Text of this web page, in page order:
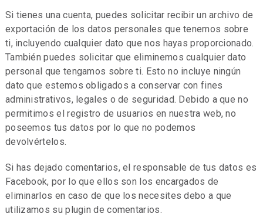
Si tienes una cuenta, puedes solicitar recibir un archivo de
exportación de los datos personales que tenemos sobre
ti, incluyendo cualquier dato que nos hayas proporcionado.
También puedes solicitar que eliminemos cualquier dato
personal que tengamos sobre ti. Esto no incluye ningún
dato que estemos obligados a conservar con fines
administrativos, legales o de seguridad. Debido a que no
permitimos el registro de usuarios en nuestra web, no
poseemos tus datos por lo que no podemos
devolvértelos.
Si has dejado comentarios, el responsable de tus datos es
Facebook, por lo que ellos son los encargados de
eliminarlos en caso de que los necesites debo a que
utilizamos su plugin de comentarios.